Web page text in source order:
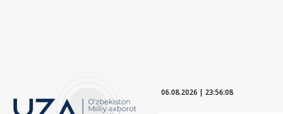
06.08.2026 | 23:56:09